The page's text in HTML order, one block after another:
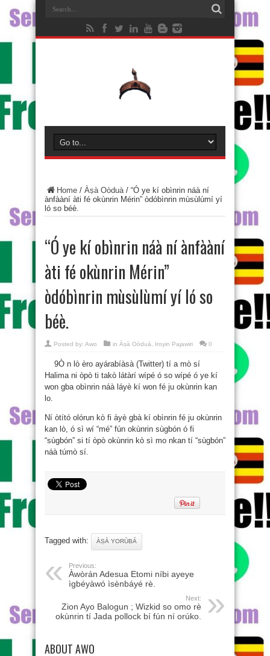
Home / Àṣà Oòduà/ “Ó ye kí obìnrin náà ní
ànfààní àti fé okùnrin Mérin” òdóbìnrin mùsùlùmí yí
ló so béè.
“Ó ye kí obìnrin náà ní ànfààní
àti fé okùnrin Mérin”
òdóbìnrin mùsùlùmí yí ló so
béè.
Posted by: Awo in Àṣà Oòduà Iroyin Pajawiri 0
9Ò n lò èro ayárabíàsà (Twitter) tí a mò sí
Halima ni òpò ti takò látàrí wípé ó so wípé ó ye kí
won gba obìnrin náà láyè kí won fé ju okùnrin kan
lo.
Ní òtító olórun kò fi àyè gbà kí obìnrin fé ju okùnrin
kan lò, ó sì wí “mé” fún okùnrin sùgbón ó fi
“sùgbón” si tí òpò okùnrin kò sì mo nkan tí “sùgbón”
náà túmò sí.
Tagged with: ÀṢÀ YORÙBÁ
Previous:
Àwòrán Adesua Etomi níbi ayeye
ìgbéyàwó ìsènbáyé rè.
Next:
Zion Ayo Balogun ; Wizkid so omo rè
okùnrin tí Jada pollock bí fún ní orúko.
ABOUT AWO